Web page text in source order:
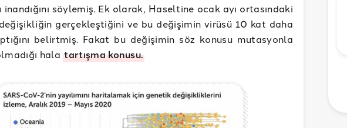
inandığını söylemiş. Ek olarak, Haseltine ocak ayı ortasındaki
gerçekleştiğini ve bu değişimin virüsü 10 kat daha
belirtmiş. Fakat bu değişimin söz konusu mutasyonla
halatartışma konusu.